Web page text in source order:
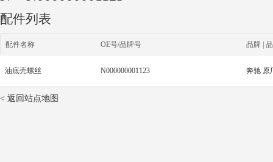
配件列表
配件名称 OE号/品牌号 品牌 |
油底壳螺丝 N000000001123 奔驰 原
< 返回站点地图